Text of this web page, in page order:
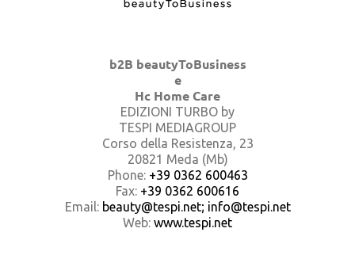
b2B beautyToBusiness
e
Hc Home Care
EDIZIONI TURBO by
TESPI MEDIAGROUP
Corso della Resistenza, 23
20821 Meda (Mb)
Phone: +39 0362 600463
Fax: +39 0362 600616
Email: beauty@tespi.net; info@tespi.net
Web: www.tespi.net